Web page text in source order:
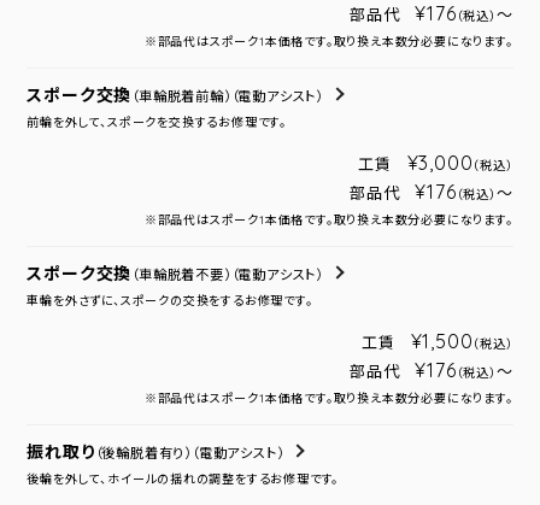
部品代 ¥176 （税込） ～
※部品代はスポーク1本価格です。取り換え本数分必要になります。
スポーク交換 （車輪脱着前輪） （電動アシスト）
前輪を外して、スポークを交換するお修理です。
工賃 ¥3,000 （税込）
部品代 ¥176 （税込） ～
※部品代はスポーク1本価格です。取り換え本数分必要になります。
スポーク交換 （車輪脱着不要） （電動アシスト）
車輪を外さずに、スポークの交換をするお修理です。
工賃 ¥1,500 （税込）
部品代 ¥176 （税込） ～
※部品代はスポーク1本価格です。取り換え本数分必要になります。
振れ取り （後輪脱着有り） （電動アシスト）
後輪を外して、ホイールの揺れの調整をするお修理です。